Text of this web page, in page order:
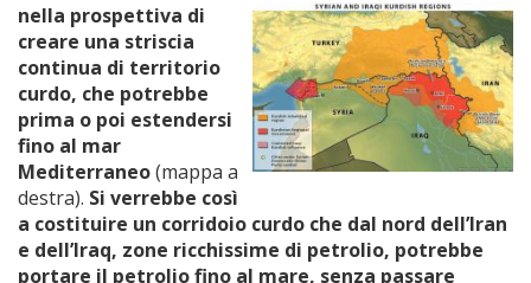
nella prospettiva di
creare una striscia
continua di territorio
curdo, che potrebbe
prima o poi estendersi
fino al mar
Mediterraneo(mappa a
destra). Si verrebbe così
a costituire un corridoio curdo che dal nord dell’Iran
e dell’Iraq, zone ricchissime di petrolio, potrebbe
portare il petrolio fino al mare, senza passare